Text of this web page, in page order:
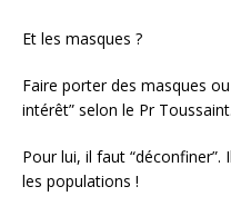
Et les masques ?
Faire porter des masques
intérêt” selon le Pr Toussaint.
Pour lui, il faut “déconfiner”.
les populations !